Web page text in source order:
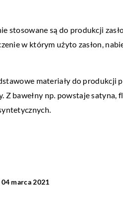
stosowane są do produkcji
w którym użyto zasłon,
materiały do produkcji
Z bawełny np. powstaje satyna,
04 marca 2021
Długopisy wykrywalne – gdzie są
wykorzystywane?
przestrzeganie zasad HAACP, czyli
zagrożeń i krytycznych punktów
Przepisy dotyczą przechowywania